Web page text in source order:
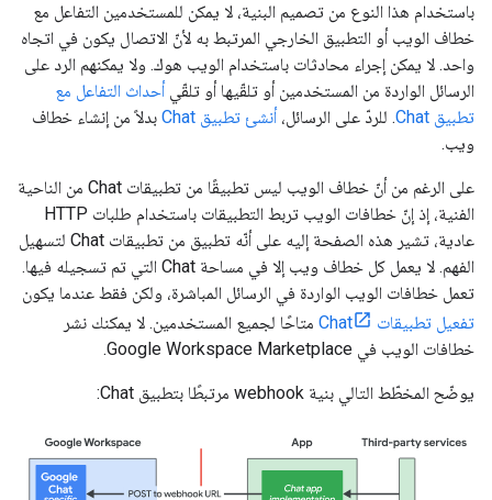
باستخدام هذا النوع من تصميم البنية، لا يمكن للمستخدمين التفاعل مع
خطاف الويب أو التطبيق الخارجي المرتبط به لأنّ الاتصال يكون في اتجاه
واحد. لا يمكن إجراء محادثات باستخدام الويب هوك. ولا يمكنهم الرد على
الرسائل الواردة من المستخدمين أو تلقّيها أو تلقّيأحداث التفاعل مع
تطبيق Chat
. للردّ على الرسائل،أنشئ تطبيق Chat
بدلاً من إنشاء خطاف
ويب.
على الرغم من أنّ خطاف الويب ليس تطبيقًا من تطبيقات Chat من الناحية
الفنية، إذ إنّ خطافات الويب تربط التطبيقات باستخدام طلبات HTTP
عادية، تشير هذه الصفحة إليه على أنّه تطبيق من تطبيقات Chat لتسهيل
الفهم. لا يعمل كل خطاف ويب إلا في مساحة Chat التي تم تسجيله فيها.
تعمل خطافات الويب الواردة في الرسائل المباشرة، ولكن فقط عندما يكون
تفعيل تطبيقات Chat
متاحًا لجميع المستخدمين. لا يمكنك نشر
خطافات الويب في Google Workspace Marketplace.
يوضّح المخطّط التالي بنية webhook مرتبطًا بتطبيق Chat: